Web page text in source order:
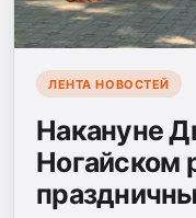
ЛЕНТА НОВОСТЕЙ
Накануне
Ногайском